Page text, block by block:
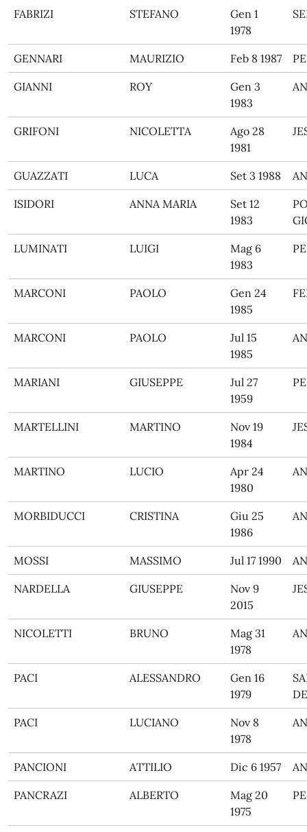
FABRIZI STEFANO
Gen 1
1978
GENNARI MAURIZIO Feb 8 1987
GIANNI ROY
Gen 3
1983
GRIFONI NICOLETTA
Ago 28
1981
GUAZZATI LUCA Set 3 1988
ISIDORI ANNA MARIA
Set 12
1983
LUMINATI LUIGI
Mag 6
1983
MARCONI PAOLO
Gen 24
1985
MARCONI PAOLO
Jul 15
1985
MARIANI GIUSEPPE
Jul 27
1959
MARTELLINI MARTINO
Nov 19
1984
MARTINO LUCIO
Apr 24
1980
MORBIDUCCI CRISTINA
Giu 25
1986
MOSSI MASSIMO Jul 17 1990
NARDELLA GIUSEPPE
Nov 9
2015
NICOLETTI BRUNO
Mag 31
1978
PACI ALESSANDRO
Gen 16
1979
PACI LUCIANO
Nov 8
1978
PANCIONI ATTILIO Dic 6 1957
PANCRAZI ALBERTO
Mag 20
1975